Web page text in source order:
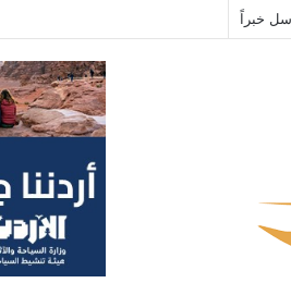
خبراً